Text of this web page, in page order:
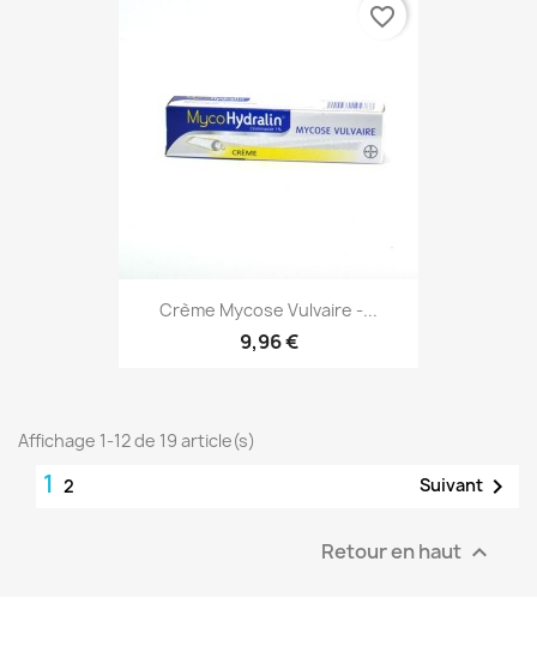
Crème Mycose Vulvaire -...
9,96 €
favorite_border
Affichage 1-12 de 19 article(s)
1 2 Suivant 
Retour en haut 